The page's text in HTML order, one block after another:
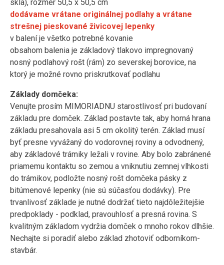
skla), rozmer 50,5 x 50,5 cm
dodávame vrátane originálnej podlahy a vrátane
strešnej pieskované živicovej lepenky
v balení je všetko potrebné kovanie
obsahom balenia je základový tlakovo impregnovaný
nosný podlahový rošt (rám) zo severskej borovice, na
ktorý je možné rovno priskrutkovať podlahu
Základy domčeka:
Venujte prosím MIMORIADNU starostlivosť pri budovaní
základu pre domček. Základ postavte tak, aby horná hrana
základu presahovala asi 5 cm okolitý terén. Základ musí
byť presne vyvážaný do vodorovnej roviny a odvodnený,
aby základové trámiky ležali v rovine. Aby bolo zabránené
priamemu kontaktu so zemou a vniknutiu zemnej vlhkosti
do trámikov, podložte nosný rošt domčeka pásky z
bitúmenové lepenky (nie sú súčasťou dodávky). Pre
trvanlivosť základe je nutné dodržať tieto najdôležitejšie
predpoklady - podklad, pravouhlosť a presná rovina. S
kvalitným základom vydržia domček o mnoho rokov dlhšie.
Nechajte si poradiť alebo základ zhotoviť odborníkom-
stavbár.